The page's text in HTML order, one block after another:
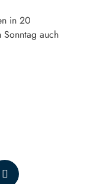
in 20
Sonntag auch